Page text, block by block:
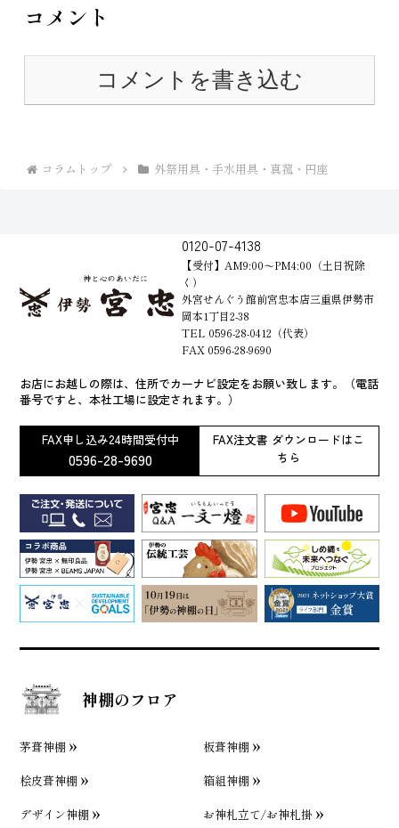
コメント
コメントを書き込む
コラムトップ 外祭用具・手水用具・真菰・円座
0120-07-4138
【受付】AM9:00～PM4:00（土日祝除
く）
外宮せんぐう館前宮忠本店三重県伊勢市
岡本1丁目2-38
TEL 0596-28-0412（代表）
FAX 0596-28-9690
お店にお越しの際は、住所でカーナビ設定をお願い致します。（電話
番号ですと、本社工場に設定されます。）
FAX申し込み24時間受付中
0596-28-9690
FAX注文書 ダウンロードはこ
ちら
神棚のフロア
茅葺神棚
板葺神棚
桧皮葺神棚
箱組神棚
デザイン神棚
お神札立て/お神札掛